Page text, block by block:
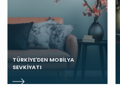
TÜRKIYE’DEN MOBILYA
SEVKIYATI